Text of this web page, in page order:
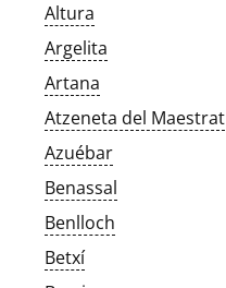
Altura
Argelita
Artana
Atzeneta del Maestrat
Azuébar
Benassal
Benlloch
Betxí